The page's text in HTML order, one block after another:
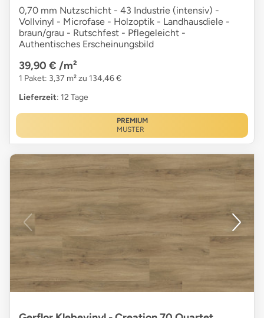
0,70 mm Nutzschicht - 43 Industrie (intensiv) -
Vollvinyl - Microfase - Holzoptik - Landhausdiele -
braun/grau - Rutschfest - Pflegeleicht -
Authentisches Erscheinungsbild
39,90 € /m²
1 Paket: 3,37 m² zu 134,46 €
Lieferzeit: 12 Tage
PREMIUM
MUSTER